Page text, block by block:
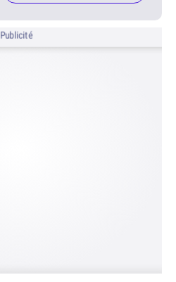
Publicité